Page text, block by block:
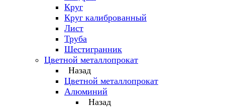
Круг
Круг калиброванный
Лист
Труба
Шестигранник
Цветной металлопрокат
Назад
Цветной металлопрокат
Алюминий
Назад